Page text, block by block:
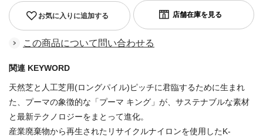
お気に入りに追加する
この商品について問い合わせる
関連 KEYWORD
天然芝と人工芝用(ロングパイル)ピッチに君臨するために生まれ
た、プーマの象徴的な「プーマ キング」が、サステナブルな素材
と最新テクノロジーをまとって進化。
産業廃棄物から再生されたリサイクルナイロンを使用したK-